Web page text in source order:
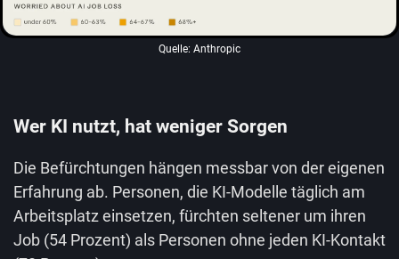
Quelle: Anthropic
Wer KI nutzt, hat weniger Sorgen
Die Befürchtungen hängen messbar von der eigenen
Erfahrung ab. Personen, die KI-Modelle täglich am
Arbeitsplatz einsetzen, fürchten seltener um ihren
Job (54 Prozent) als Personen ohne jeden KI-Kontakt